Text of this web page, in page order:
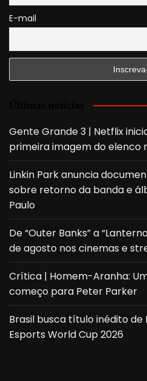
E-mail
Gente Grande 3 | Netflix
primeira imagem do elenco
Linkin Park anuncia
sobre retorno da banda e
Paulo
De “Outer Banks” a
de agosto nos cinemas e
Crítica | Homem-Aranha:
começo para Peter Parker
Brasil busca título inédito de
Esports World Cup 2026